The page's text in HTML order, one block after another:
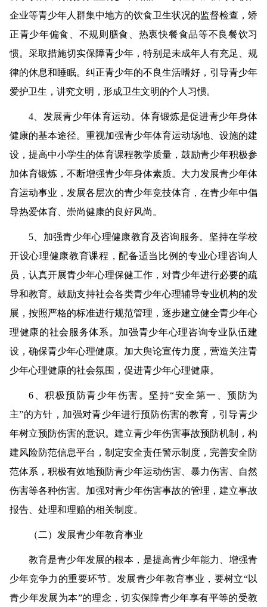
企业等青少年人群集中地方的饮食卫生状况的监督检查，矫
正青少年偏食、不规则膳食、热衷快餐食品等不良餐饮习
惯。采取措施切实保障青少年，特别是未成年人有充足、规
律的休息和睡眠。纠正青少年的不良生活嗜好，引导青少年
爱护卫生，讲究文明，形成卫生文明的个人习惯。
4 、发展青少年体育运动。体育锻炼是促进青少年身体
健康的基本途径。重视加强青少年体育运动场地、设施的建
设，提高中小学生的体育课程教学质量，鼓励青少年积极参
加体育锻炼，不断增强青少年身体素质。大力发展青少年体
育运动事业，发展各层次的青少年竞技体育，在青少年中倡
导热爱体育、崇尚健康的良好风尚。
5 、加强青少年心理健康教育及咨询服务。 坚持在学校
开设心理健康教育课程，配备适当比例的专业心理咨询人
员，认真开展青少年心理保健工作，对青少年进行必要的疏
导和教育。鼓励支持社会各类青少年心理辅导专业机构的发
展，按照严格的标准进行规范管理，逐步建立健全青少年心
理健康的社会服务体系。加强青少年心理咨询专业队伍建
设，确保青少年心理健康。加大舆论宣传力度，营造关注青
少年心理健康的社会氛围，促进青少年心理健康。
6 、积极预防青少年伤害。 坚持“安全第一、预防为
主”的方针，加强对青少年进行预防伤害的教育，引导青少
年树立预防伤害的意识。建立青少年伤害事故预防机制，构
建风险防范信息平台，制定安全责任警示制度，完善安全防
范体系，积极有效地预防青少年运动伤害、暴力伤害、自然
伤害等各种伤害。加强对青少年伤害事故的管理，建立事故
报告、处理和理赔的相关制度。
（二）发展青少年教育事业
教育是青少年发展的根本，是提高青少年能力、增强青
少年竞争力的重要环节。发展青少年教育事业，要树立“以
青少年发展为本”的理念，切实保障青少年享有平等的受教